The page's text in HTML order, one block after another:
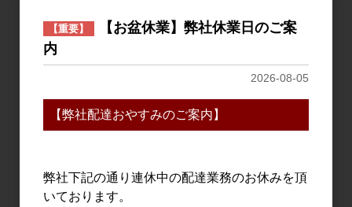
3,100円
【重要】
【お盆休業】弊社休業日のご案
内
2026-08-05
【弊社配達おやすみのご案内】
弊社下記の通り連休中の配達業務のお休みを頂
いております。